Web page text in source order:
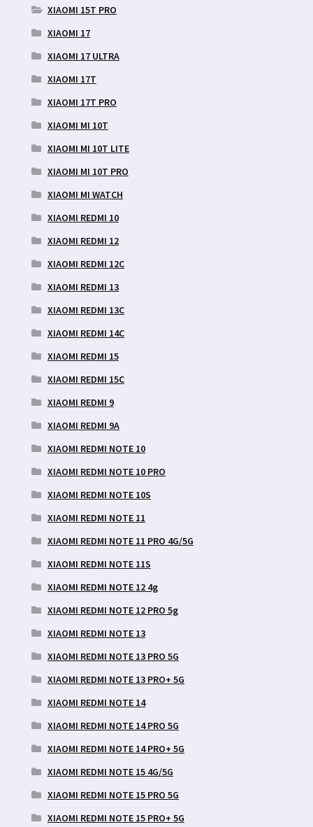
XIAOMI 15T PRO
XIAOMI 17
XIAOMI 17 ULTRA
XIAOMI 17T
XIAOMI 17T PRO
XIAOMI MI 10T
XIAOMI MI 10T LITE
XIAOMI MI 10T PRO
XIAOMI MI WATCH
XIAOMI REDMI 10
XIAOMI REDMI 12
XIAOMI REDMI 12C
XIAOMI REDMI 13
XIAOMI REDMI 13C
XIAOMI REDMI 14C
XIAOMI REDMI 15
XIAOMI REDMI 15C
XIAOMI REDMI 9
XIAOMI REDMI 9A
XIAOMI REDMI NOTE 10
XIAOMI REDMI NOTE 10 PRO
XIAOMI REDMI NOTE 10S
XIAOMI REDMI NOTE 11
XIAOMI REDMI NOTE 11 PRO 4G/5G
XIAOMI REDMI NOTE 11S
XIAOMI REDMI NOTE 12 4g
XIAOMI REDMI NOTE 12 PRO 5g
XIAOMI REDMI NOTE 13
XIAOMI REDMI NOTE 13 PRO 5G
XIAOMI REDMI NOTE 13 PRO+ 5G
XIAOMI REDMI NOTE 14
XIAOMI REDMI NOTE 14 PRO 5G
XIAOMI REDMI NOTE 14 PRO+ 5G
XIAOMI REDMI NOTE 15 4G/5G
XIAOMI REDMI NOTE 15 PRO 5G
XIAOMI REDMI NOTE 15 PRO+ 5G